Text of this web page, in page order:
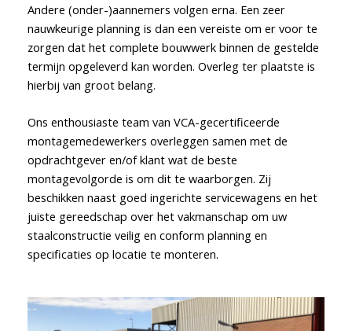
Andere (onder-)aannemers volgen erna. Een zeer
nauwkeurige planning is dan een vereiste om er voor te
zorgen dat het complete bouwwerk binnen de gestelde
termijn opgeleverd kan worden. Overleg ter plaatste is
hierbij van groot belang.
Ons enthousiaste team van VCA-gecertificeerde
montagemedewerkers overleggen samen met de
opdrachtgever en/of klant wat de beste
montagevolgorde is om dit te waarborgen. Zij
beschikken naast goed ingerichte servicewagens en het
juiste gereedschap over het vakmanschap om uw
staalconstructie veilig en conform planning en
specificaties op locatie te monteren.